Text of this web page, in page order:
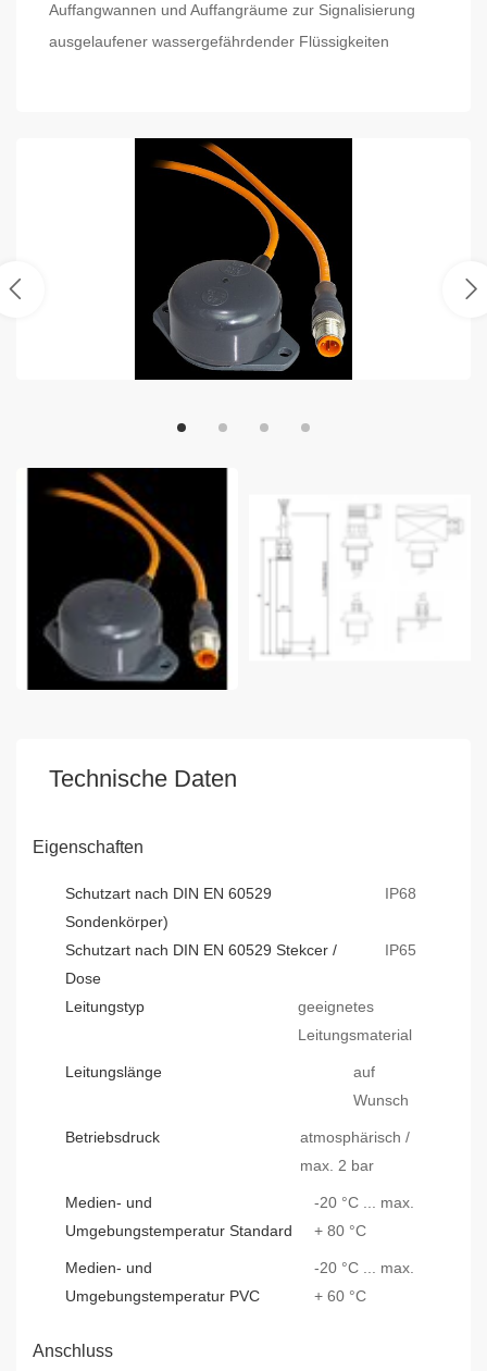
Auffangwannen und Auffangräume zur Signalisierung
ausgelaufener wassergefährdender Flüssigkeiten
Technische Daten
Eigenschaften
Schutzart nach DIN EN 60529
Sondenkörper)
IP68
Schutzart nach DIN EN 60529 Stekcer /
Dose
IP65
Leitungstyp
geeignetes
Leitungsmaterial
Leitungslänge
auf
Wunsch
Betriebsdruck
atmosphärisch /
max. 2 bar
Medien- und
Umgebungstemperatur Standard
-20 °C ... max.
+ 80 °C
Medien- und
Umgebungstemperatur PVC
-20 °C ... max.
+ 60 °C
Anschluss